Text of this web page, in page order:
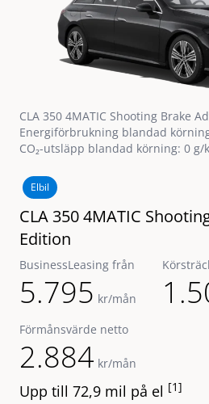
CLA 350 4MATIC Shooting Brake
Energiförbrukning blandad
CO₂-utsläpp blandad körning: 0 g/
Elbil
CLA 350 4MATIC
Edition
BusinessLeasing från
5.795 kr/mån
Förmånsvärde netto
2.884 kr/mån
Upp till 72,9 mil på el [1]